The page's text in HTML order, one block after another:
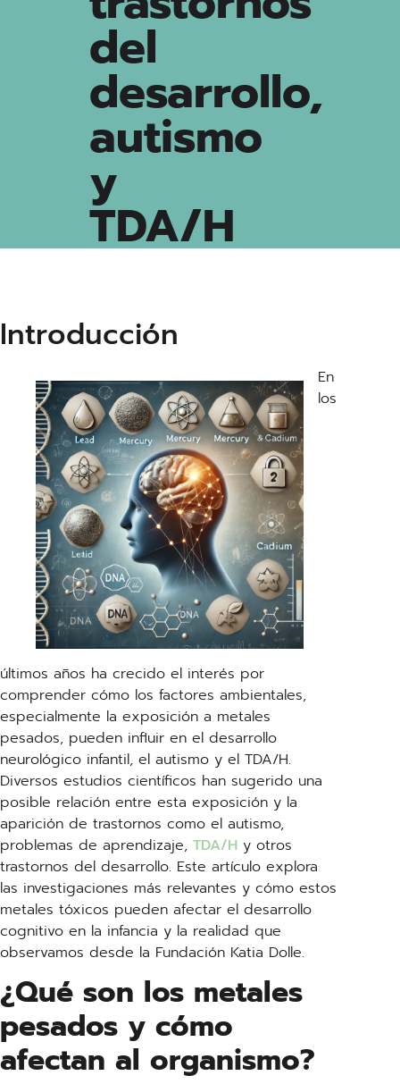
del
desarrollo,
autismo
y
TDA/H
Introducción
En
los
últimos años ha crecido el interés por
comprender cómo los factores ambientales,
especialmente la exposición a metales
pesados, pueden influir en el desarrollo
neurológico infantil, el autismo y el TDA/H.
Diversos estudios científicos han sugerido una
posible relación entre esta exposición y la
aparición de trastornos como el autismo,
problemas de aprendizaje, TDA/H y otros
trastornos del desarrollo. Este artículo explora
las investigaciones más relevantes y cómo estos
metales tóxicos pueden afectar el desarrollo
cognitivo en la infancia y la realidad que
observamos desde la Fundación Katia Dolle.
¿Qué son los metales
pesados y cómo
afectan al organismo?